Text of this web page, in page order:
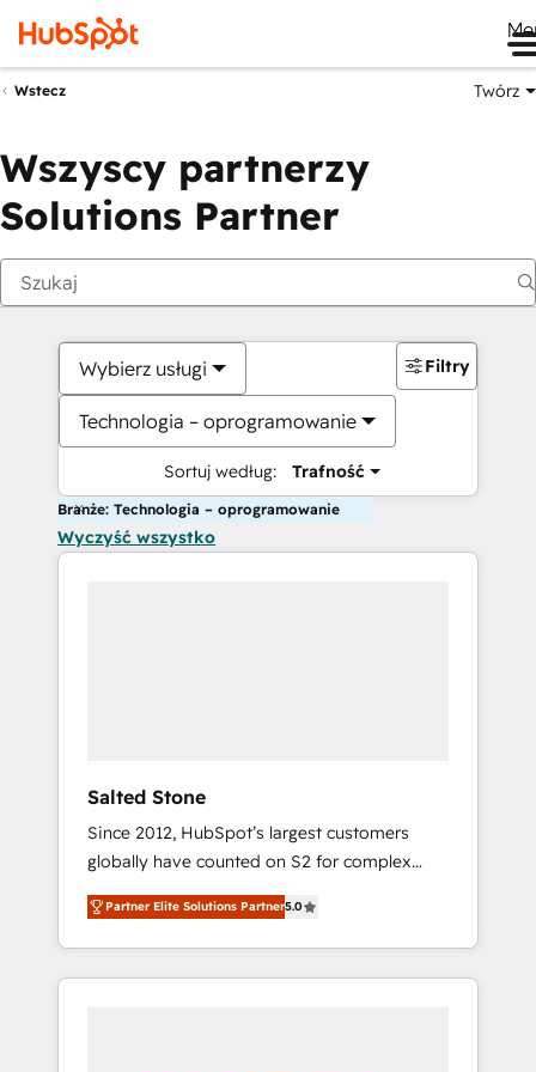
Wstecz Twórz
Wszyscy partnerzy
Solutions Partner
Wybierz usługi
Technologia – oprogramowanie
Sortuj według: Trafność
Filtry
Branże: Technologia – oprogramowanie
Wyczyść wszystko
Salted Stone
Since 2012, HubSpot’s largest customers
globally have counted on S2 for complex
migrations, change management, systems
integration, and creative solutions that
deliver measurable impact and transform
brand experiences As one of the few full-
Partner Elite Solutions Partner5.0